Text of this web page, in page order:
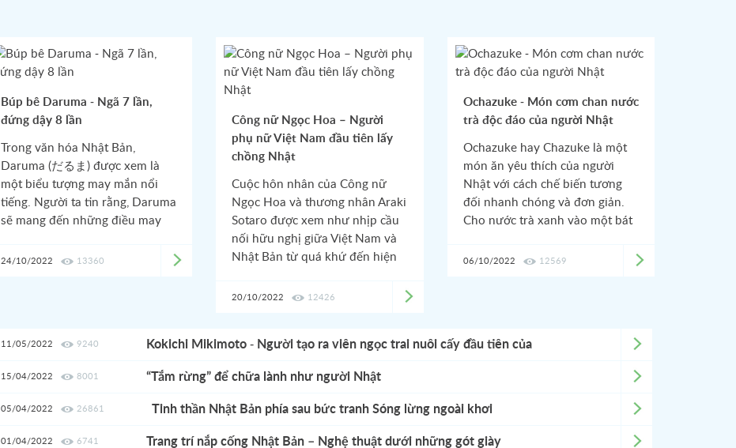
Búp bê Daruma - Ngã 7 lần,
đứng dậy 8 lần
Trong văn hóa Nhật Bản,
Daruma (だるま) được xem là
một biểu tượng may mắn nổi
tiếng. Người ta tin rằng, Daruma
sẽ mang đến những điều may
lực.
24/10/2022 13360
Công nữ Ngọc Hoa – Người
phụ nữ Việt Nam đầu tiên lấy
chồng Nhật
Cuộc hôn nhân của Công nữ
Ngọc Hoa và thương nhân Araki
Sotaro được xem như nhịp cầu
nối hữu nghị giữa Việt Nam và
Nhật Bản từ quá khứ đến hiện
chuyện bang giao kinh tế, văn
và nét đẹp trong ứng xử của
đất Phù Tang để lại những dấu
ấn khó phai với thời gian.
20/10/2022 12426
Ochazuke - Món cơm chan nước
trà độc đáo của người Nhật
Ochazuke hay Chazuke là một
món ăn yêu thích của người
Nhật với cách chế biến tương
đối nhanh chóng và đơn giản.
Cho nước trà xanh vào một bát
ăn kèm tùy chọn là bạn đã có
06/10/2022 12569
11/05/2022 9240 Kokichi Mikimoto - Người tạo ra viên ngọc trai nuôi cấy đầu tiên của
nhân loại
15/04/2022 8001 “Tắm rừng” để chữa lành như người Nhật
05/04/2022 26861 Tinh thần Nhật Bản phía sau bức tranh Sóng lừng ngoài khơi
Kanagawa
01/04/2022 6741 Trang trí nắp cống Nhật Bản – Nghệ thuật dưới những gót giày